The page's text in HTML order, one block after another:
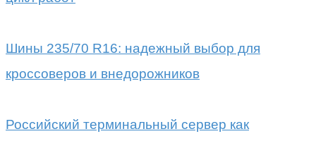
Шины 235/70 R16: надежный выбор для
кроссоверов и внедорожников
Российский терминальный сервер как